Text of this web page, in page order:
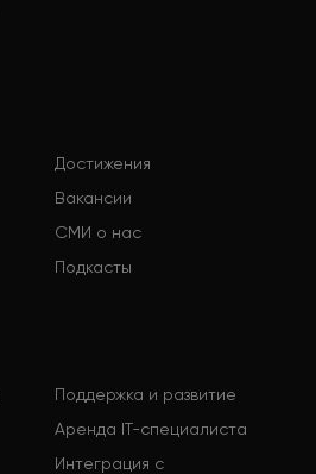
Достижения
Вакансии
СМИ о нас
Подкасты
Поддержка и развитие
Аренда IT-специалиста
Интеграция с